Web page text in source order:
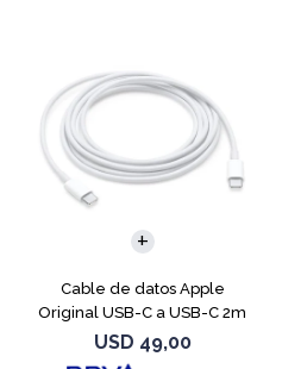
Cable de datos Apple
Original USB-C a USB-C 2m
240W MU2G3ZM
USD 49,00